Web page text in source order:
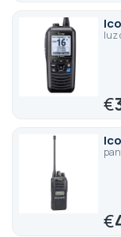
luz
€
€